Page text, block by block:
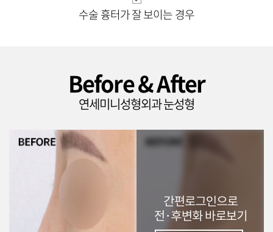
수술 흉터가잘 보이는 경우
Before & After
연세미니성형외과 눈성형